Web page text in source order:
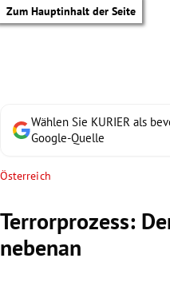
Zum Hauptinhalt der Seite
Wählen Sie KURIER als
Google-Quelle
Österreich
Terrorprozess:
nebenan